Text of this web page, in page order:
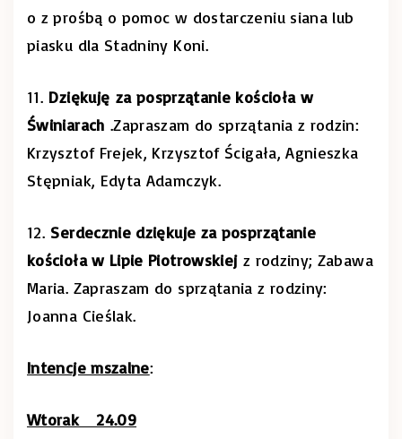
o z prośbą o pomoc w dostarczeniu siana lub
piasku dla Stadniny Koni.
11. Dziękuję za posprzątanie kościoła w
Świniarach .Zapraszam do sprzątania z rodzin:
Krzysztof Frejek, Krzysztof Ścigała, Agnieszka
Stępniak, Edyta Adamczyk.
12. Serdecznie dziękuje za posprzątanie
kościoła w Lipie Piotrowskiejz rodziny; Zabawa
Maria. Zapraszam do sprzątania z rodziny:
Joanna Cieślak.
Intencje mszalne:
Wtorak 24.09